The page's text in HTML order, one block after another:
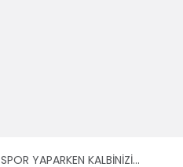
SPOR YAPARKEN KALBİNİZİ